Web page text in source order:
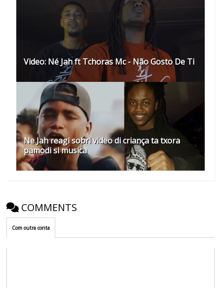
Video: Né Jah ft Tchoras Mc - Não Gosto De Ti
Ne Jah reagi sobri video di criança ta txora
pamodi si musica
COMMENTS
Com outra conta